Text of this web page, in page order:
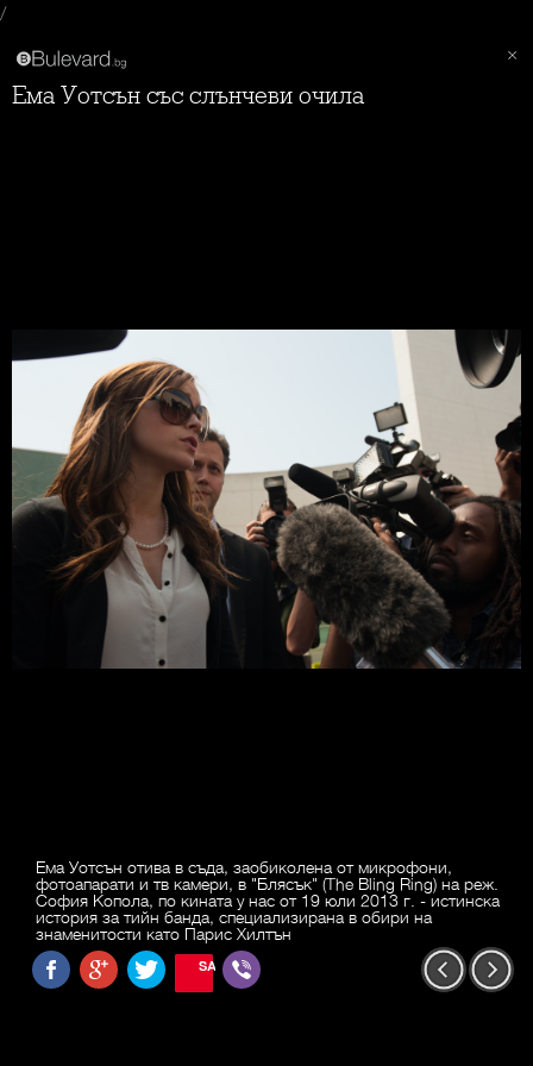
/
Ема Уотсън със слънчеви очила
Ема Уотсън отива в съда, заобиколена от микрофони,
фотоапарати и тв камери, в "Блясък" (The Bling Ring) на реж.
София Копола, по кината у нас от 19 юли 2013 г. - истинска
история за тийн банда, специализирана в обири на
знаменитости като Парис Хилтън
SAVE